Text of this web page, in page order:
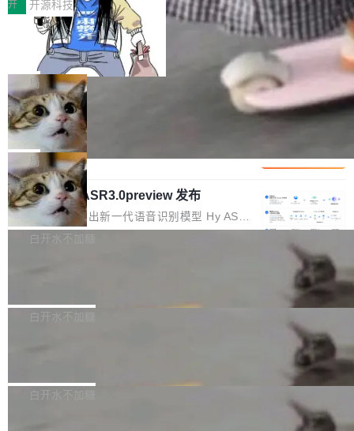
装完即用。 开源地址：Gitee · GitCode · GitHu
b 安装 支持 Java 8+（8~26）、macOS / Linu
x / Windows / Harmony PC。 # macOS / Linu
x / Harmony PC curl -fsSL https://solon.noea
r.org/solon...
体。企业级代码仓库通常包含数十万乃至数百万
个文件，其规模远超单次模型调用可承载的上下
文窗口。随着项目规模的持续扩张与代码历史的
不断累积，代码仓中的模块关系、接口契约、业
务逻辑等关键信息往往分散于数十乃至数百个文
件之中，形成高度复杂的知识关联网络。传统的
代码检索手段（如关键词匹配、目录遍历）仅能
在语法层面完成文本定位，难以触及代码的语义
内涵与结构关联，导致开发者使用代码智能体在
理解大规模代码仓时面临显著"代码仓理解"瓶
颈。 代码仓深度理解服务（以下简称" CodeBas
e深度理解服务"）是华为云码道（CodeA...
开 开源科技
一条“删库”命令跑 17 小时，算法工程
师删光 89TB 数据只为干私活
最高人民检察院8月4日公布了一起案件：北京一
名90后算法工程师王某，为了给自己接的私活腾
服务器空间，删光了公司AI游戏部门的全部核心
数据。 王某2024年1月入职东城区某科技公司AI
短剧部门，有互联网大厂背景。在公司内部架构
调整期间，部门三次通知全员将数据从A集群迁
移到B集群，王某都回复了"收到"。 他没有迁移
数据。2024年9月3日下午4点，他使用此前登录
的账号密码进入A集群，输入了一条被程序员圈
称为"删库跑路"的命令——最高管理员权限、无
自研的多个文生3D和...
局
Cloudflare 分享推理优化实践：KV ca
che 量化 + 权重压缩，吞吐量提升 4
1%，成本降 30%
Kimi 和 GLM 是当前最强的大模型系列之一，但
它们有一个共同的问题：太吃显存了。月之暗面
的 Kimi K 系列和智谱的 GLM 都是长上下文、M
oE 架构的大模型，好用到让人上瘾，但 GPU 显
存永远不够用。 Cloudflare 的 Workers AI 团队
一直在跑这些模型的推理。他们在官方博客上发
整性保护。效果是：吞吐量提升 41%，每 token
局
腾讯混元 Hy ASR3.0preview 发布
腾讯混元正式推出新一代语音识别模型 Hy ASR
3.0preview。基于最新一代大语言模型 Hy3 的
让语音识别不再只是听清，而是真正听懂。通过
w 不要求标准普通话，方言识别覆盖粤语、吴语
白开水不加糖
新和少量网页兼容性修复版本。 Changes/fixe
容提供的字体时出现的几个问题 为避免音频加
白开水不加糖
发布的 Release Notes，他利用 AI 工具（如 Co
白开水不加糖